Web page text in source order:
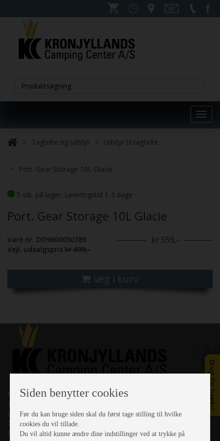
Brug for hjælp?
Tagtelte og udstyr Udstyr til tagtelte
Port. Gear Storage 10L Glacie
5 stk. på lager. Leveringstid 1-3 dage
Port. Gear Storage 10L Glacie
Vare nr. DO9600050789
Vejl. udsalgspris kr 699,-
kr 559,-
læg i kurv
Kronjyllands Camping Center A/S
Suderholmen 10, 8960 Randers SØ
(Lige ud til Grenåvej)
Tlf. +45 87 10 98 70
Info@as-kcc.dk
Siden benytter cookies
Før du kan bruge siden skal du først tage stilling til hvilke
cookies du vil tillade.
Du vil altid kunne ændre dine indstillinger ved at trykke på